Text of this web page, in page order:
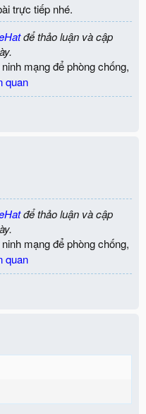
trực tiếp nhé.
để thảo luận và cập
mạng để phòng chống,
quan
để thảo luận và cập
mạng để phòng chống,
quan